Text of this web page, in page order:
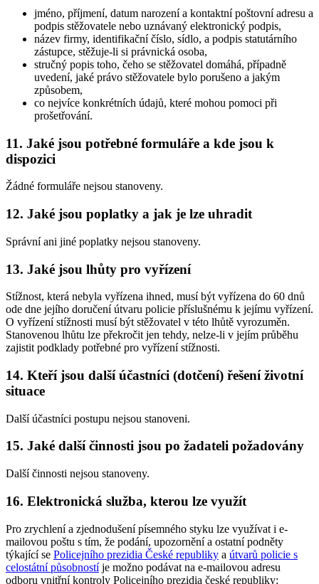
jméno, příjmení, datum narození a kontaktní poštovní adresu a
podpis stěžovatele nebo uznávaný elektronický podpis,
název firmy, identifikační číslo, sídlo, a podpis statutárního
zástupce, stěžuje-li si právnická osoba,
stručný popis toho, čeho se stěžovatel domáhá, případně
uvedení, jaké právo stěžovatele bylo porušeno a jakým
způsobem,
co nejvíce konkrétních údajů, které mohou pomoci při
prošetřování.
11. Jaké jsou potřebné formuláře a kde jsou k
dispozici
Žádné formuláře nejsou stanoveny.
12. Jaké jsou poplatky a jak je lze uhradit
Správní ani jiné poplatky nejsou stanoveny.
13. Jaké jsou lhůty pro vyřízení
Stížnost, která nebyla vyřízena ihned, musí být vyřízena do 60 dnů
ode dne jejího doručení útvaru policie příslušnému k jejímu vyřízení.
O vyřízení stížnosti musí být stěžovatel v této lhůtě vyrozuměn.
Stanovenou lhůtu lze překročit jen tehdy, nelze-li v jejím průběhu
zajistit podklady potřebné pro vyřízení stížnosti.
14. Kteří jsou další účastníci (dotčení) řešení životní
situace
Další účastníci postupu nejsou stanoveni.
15. Jaké další činnosti jsou po žadateli požadovány
Další činnosti nejsou stanoveny.
16. Elektronická služba, kterou lze využít
Pro zrychlení a zjednodušení písemného styku lze využívat i e-
mailovou poštu s tím, že podání, upozornění a ostatní podněty
týkající se Policejního prezidia České republiky a útvarů policie s
celostátní působnostíje možno podávat na e-mailovou adresu
odboru vnitřní kontroly Policejního prezidia české republiky: